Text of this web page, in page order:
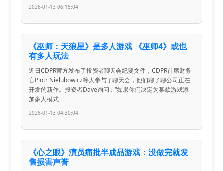
2026-01-13 06:15:04
《巫师：天狼星》是多人游戏 《巫师4》或也
有多人玩法
近日CDPR官方发布了投资者聊天会纪要文件，CDPR首席财务
官Piotr Nielubowicz等人参与了聊天会，他们聊了聊公司正在
开发的新作。投资者Dave询问：“如果你们决定为某款游戏添
加多人模式
2026-01-13 04:30:04
《心之眼》演员痛批半成品游戏：没做完就发
售损害声誉